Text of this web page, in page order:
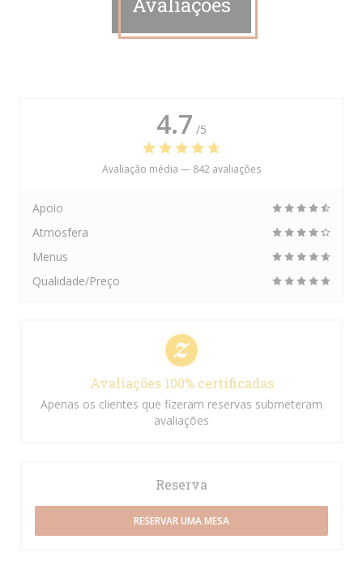
4.7 /5
Avaliação média — 842 avaliações
Apoio
Atmosfera
Menus
Qualidade/Preço
Avaliações 100% certificadas
Apenas os clientes que fizeram reservas submeteram
avaliações
Reserva
RESERVAR UMA MESA